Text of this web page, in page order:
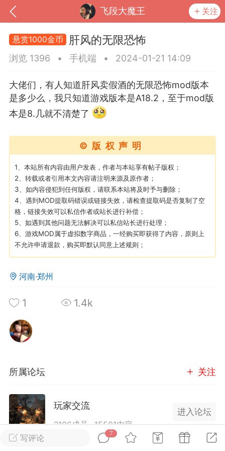
飞段大魔王 关注
我的钱包 道具 排行榜
MOD下载 攻略教程 联机招募
大人
杀 模组安装/管理工具v1.1.0 测试版发
WIN11
变得更简单不会手动查找目录？不
应该放在哪里？担心安装错误影响游
汉 写评论
7
悬赏1000金币 肝风的无限恐怖
浏览 1396 • 手机端 • 2024-01-21 14:09
大佬们，有人知道肝风卖假酒的无限恐怖mod版本
是多少么，我只知道游戏版本是A18.2，至于mod版
本是8.几就不清楚了
©版权声明
1、本站所有内容由用户发表，作者与本站享有帖子版权；
2、转载或者引用本文内容请注明来源及原作者；
3、如内容侵犯到任何版权，请联系本站将及时予与删除；
4、遇到MOD提取码错误或链接失效，请检查提取码是否复制了空
格，链接失效可以私信作者或站长进行补偿；
5、如遇到其他问题无法解决可以私信站长进行处理；
6、游戏MOD属于虚拟数字商品，一经购买即获得了内容，原则上
不允许申请退款，购买即默认同意上述规则；
河南·郑州
1 1.4k
所属论坛 关注
玩家交流
2106成员 15501内容
进入论坛
为七日杀玩家提供交流、提问、分享平台。发帖请